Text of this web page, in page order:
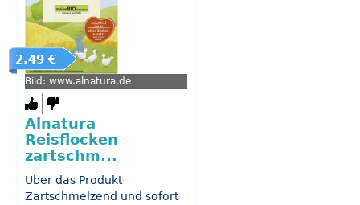
2.49 €
Bild: www.alnatura.de
Alnatura
Reisflocken
zartschm...
Über das Produkt
Zartschmelzend und sofort